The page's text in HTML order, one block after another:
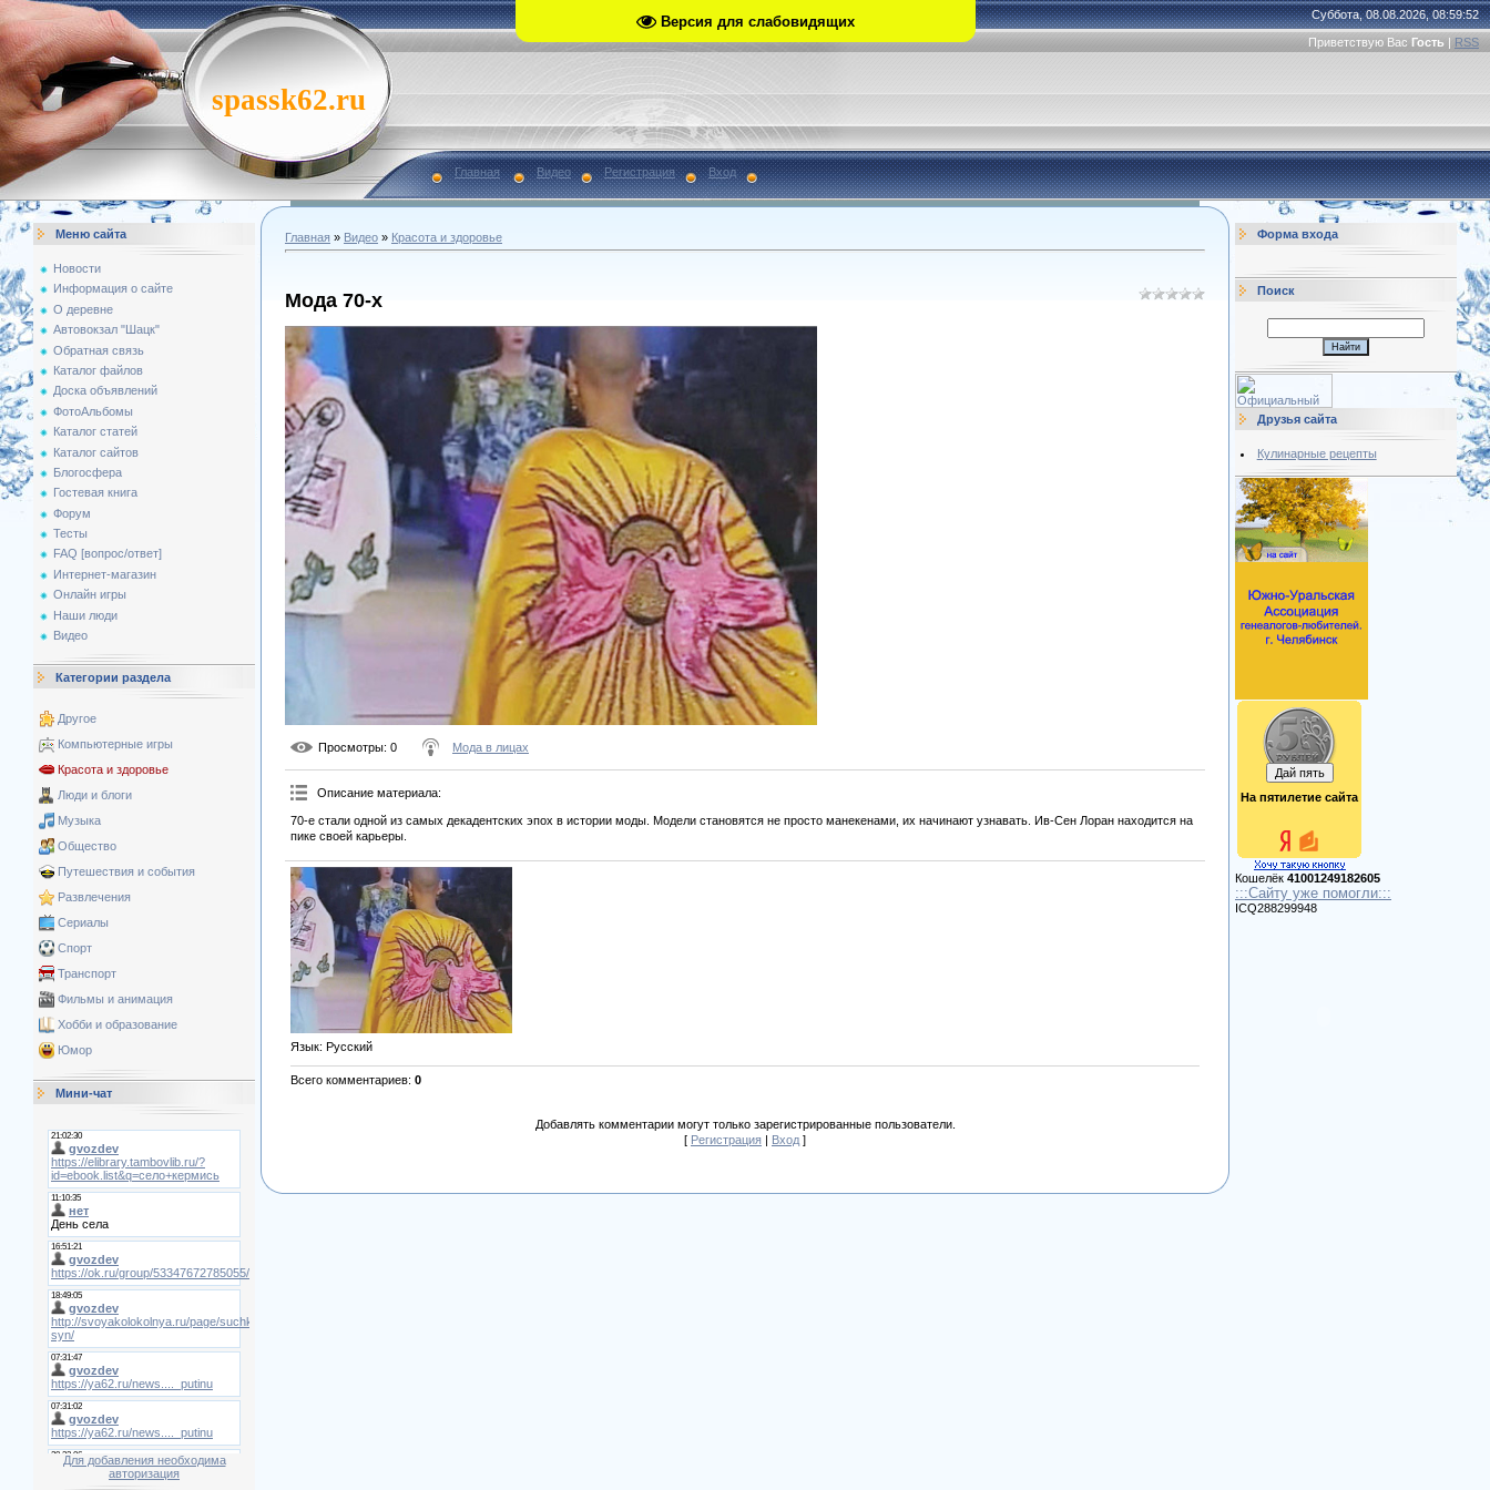
Версия для слабовидящих
spassk62.ru
Суббота, 08.08.2026, 08:59:52
Приветствую Вас Гость | RSS
Главная Видео Регистрация Вход
Меню сайта
Новости
Информация о сайте
О деревне
Автовокзал "Шацк"
Обратная связь
Каталог файлов
Доска объявлений
ФотоАльбомы
Каталог статей
Каталог сайтов
Блогосфера
Гостевая книга
Форум
Тесты
FAQ [вопрос/ответ]
Интернет-магазин
Онлайн игры
Наши люди
Видео
Категории раздела
Другое
Компьютерные игры
Красота и здоровье
Люди и блоги
Музыка
Общество
Путешествия и события
Развлечения
Сериалы
Спорт
Транспорт
Фильмы и анимация
Хобби и образование
Юмор
Мини-чат
Для добавления необходима
авторизация
Главная » Видео » Красота и здоровье
Мода 70-х
Просмотры: 0 Мода в лицах
Описание материала:
70-е стали одной из самых декадентских эпох в истории моды. Модели становятся не просто манекенами, их начинают узнавать. Ив-Сен Лоран находится на
пике своей карьеры.
Язык: Русский
Всего комментариев: 0
Добавлять комментарии могут только зарегистрированные пользователи.
[ Регистрация | Вход ]
Форма входа
Поиск
Друзья сайта
Кулинарные рецепты
На пятилетие сайта
Кошелёк 41001249182605
:::Сайту уже помогли:::
ICQ288299948